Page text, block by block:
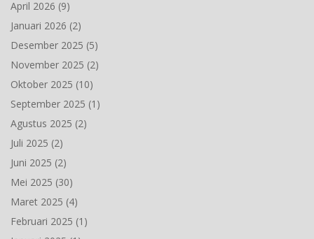
April 2026 (9)
Januari 2026 (2)
Desember 2025 (5)
November 2025 (2)
Oktober 2025 (10)
September 2025 (1)
Agustus 2025 (2)
Juli 2025 (2)
Juni 2025 (2)
Mei 2025 (30)
Maret 2025 (4)
Februari 2025 (1)